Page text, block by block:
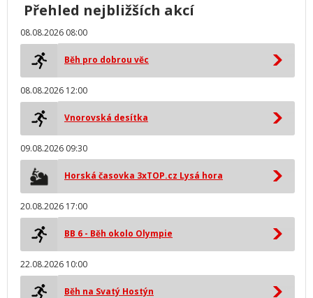
Přehled nejbližších akcí
08.08.2026 08:00
Běh pro dobrou věc
08.08.2026 12:00
Vnorovská desítka
09.08.2026 09:30
Horská časovka 3xTOP.cz Lysá hora
20.08.2026 17:00
BB 6 - Běh okolo Olympie
22.08.2026 10:00
Běh na Svatý Hostýn